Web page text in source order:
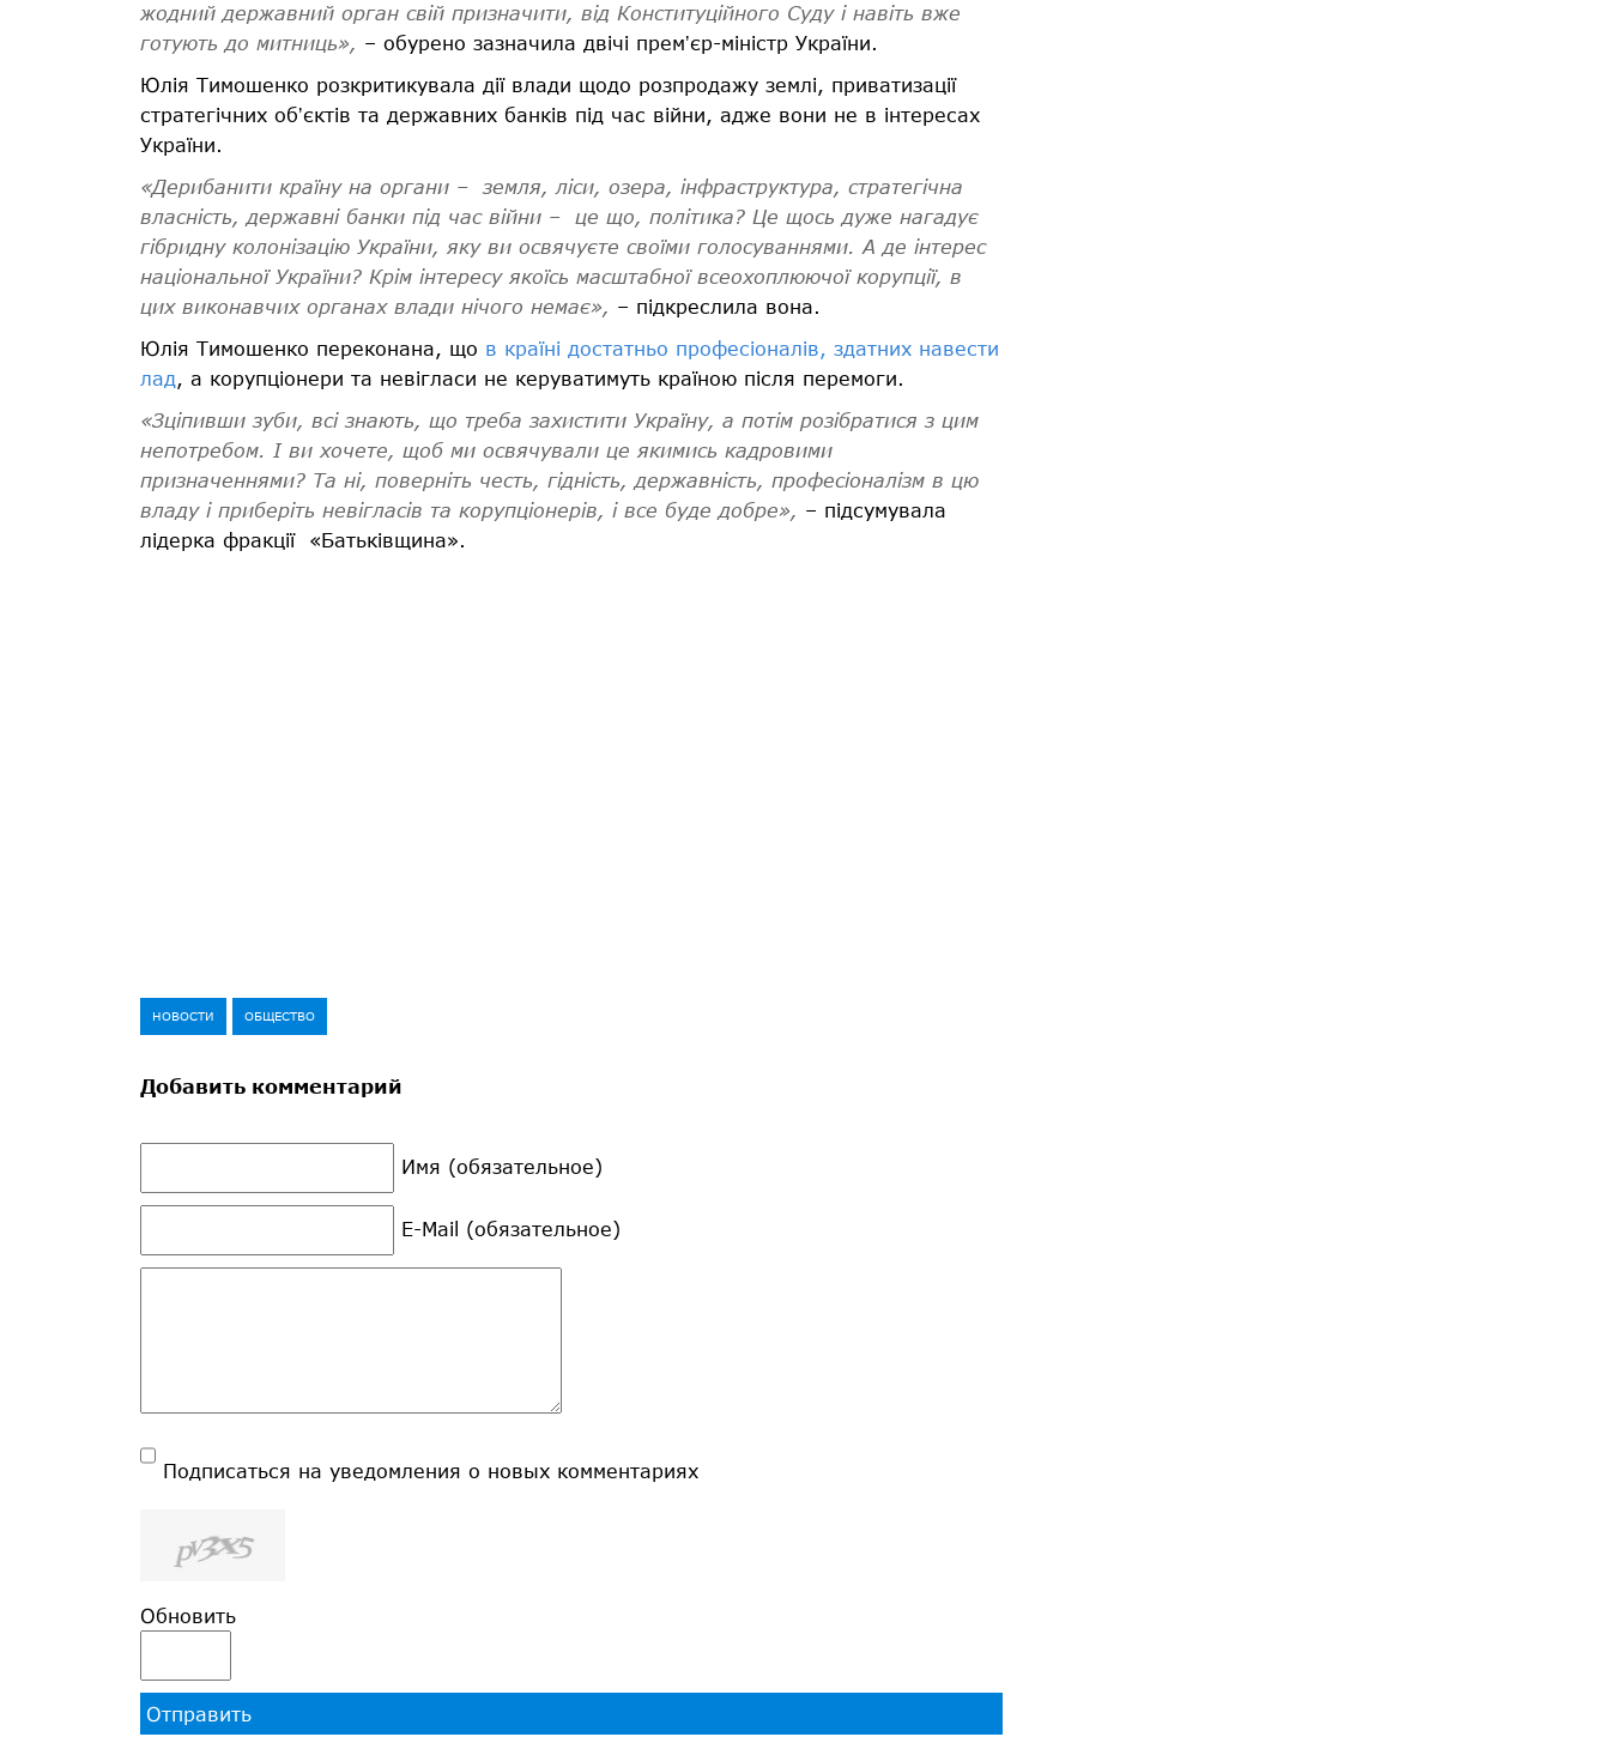
жодний державний орган свій призначити, від Конституційного Суду і навіть вже
готують до митниць», – обурено зазначила двічі премʼєр-міністр України.
Юлія Тимошенко розкритикувала дії влади щодо розпродажу землі, приватизації
стратегічних обʼєктів та державних банків під час війни, адже вони не в інтересах
України.
«Дерибанити країну на органи – земля, ліси, озера, інфраструктура, стратегічна
власність, державні банки під час війни – це що, політика? Це щось дуже нагадує
гібридну колонізацію України, яку ви освячуєте своїми голосуваннями. А де інтерес
національної України? Крім інтересу якоїсь масштабної всеохоплюючої корупції, в
цих виконавчих органах влади нічого немає», – підкреслила вона.
Юлія Тимошенко переконана, що в країні достатньо професіоналів, здатних навести
лад, а корупціонери та невігласи не керуватимуть країною після перемоги.
«Зціпивши зуби, всі знають, що треба захистити Україну, а потім розібратися з цим
непотребом. І ви хочете, щоб ми освячували це якимись кадровими
призначеннями? Та ні, поверніть честь, гідність, державність, професіоналізм в цю
владу і приберіть невігласів та корупціонерів, і все буде добре», – підсумувала
лідерка фракції «Батьківщина».
НОВОСТИ ОБЩЕСТВО
Добавить комментарий
Имя (обязательное)
E-Mail (обязательное)
Подписаться на уведомления о новых комментариях
Обновить
Отправить